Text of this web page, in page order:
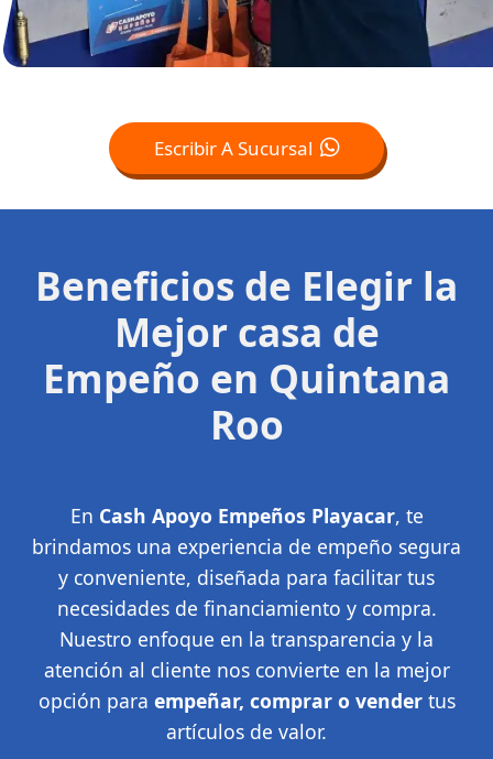
Escribir A Sucursal
Beneficios de Elegir la
Mejor casa de
Empeño en Quintana
Roo
En Cash Apoyo Empeños Playacar, te
brindamos una experiencia de empeño segura
y conveniente, diseñada para facilitar tus
necesidades de financiamiento y compra.
Nuestro enfoque en la transparencia y la
atención al cliente nos convierte en la mejor
opción para empeñar, comprar o vendertus
artículos de valor.